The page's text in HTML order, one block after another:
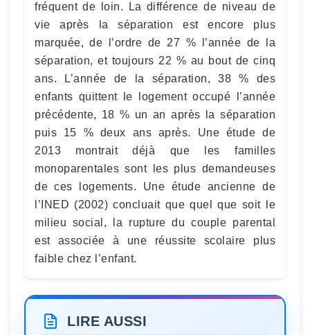
fréquent de loin. La différence de niveau de
vie après la séparation est encore plus
marquée, de l’ordre de 27 % l’année de la
séparation, et toujours 22 % au bout de cinq
ans. L’année de la séparation, 38 % des
enfants quittent le logement occupé l’année
précédente, 18 % un an après la séparation
puis 15 % deux ans après. Une étude de
2013 montrait déjà que les familles
monoparentales sont les plus demandeuses
de ces logements. Une étude ancienne de
l’INED (2002) concluait que quel que soit le
milieu social, la rupture du couple parental
est associée à une réussite scolaire plus
faible chez l’enfant.
LIRE AUSSI